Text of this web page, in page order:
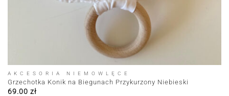
AKCESORIA NIEMOWLĘCE
Grzechotka Konik na Biegunach Przykurzony Niebieski
69.00 zł